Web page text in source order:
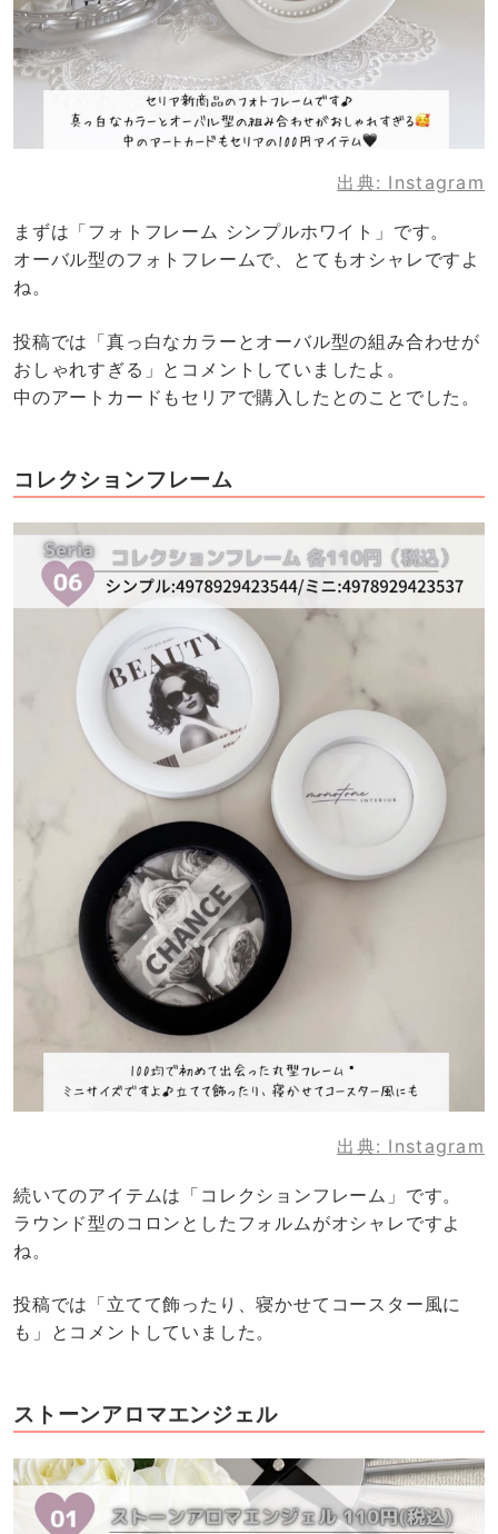
出典: Instagram
まずは「フォトフレーム シンプルホワイト」です。
オーバル型のフォトフレームで、とてもオシャレですよ
ね。
投稿では「真っ白なカラーとオーバル型の組み合わせが
おしゃれすぎる」とコメントしていましたよ。
中のアートカードもセリアで購入したとのことでした。
コレクションフレーム
出典: Instagram
続いてのアイテムは「コレクションフレーム」です。
ラウンド型のコロンとしたフォルムがオシャレですよ
ね。
投稿では「立てて飾ったり、寝かせてコースター風に
も」とコメントしていました。
ストーンアロマエンジェル